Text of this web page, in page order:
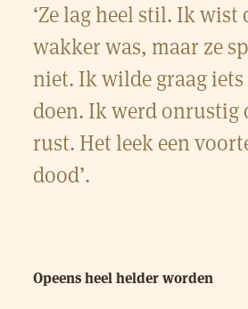
‘Ze lag heel stil. Ik wist
wakker was, maar ze
niet. Ik wilde graag
doen. Ik werd onrustig
rust. Het leek een
dood’.
Opeens heel helder worden